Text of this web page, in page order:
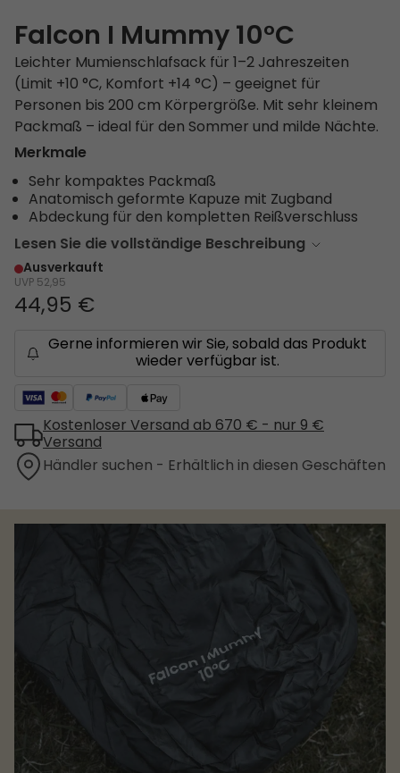
Falcon I Mummy 10°C
Leichter Mumienschlafsack für 1–2 Jahreszeiten
(Limit +10 °C, Komfort +14 °C) – geeignet für
Personen bis 200 cm Körpergröße. Mit sehr kleinem
Packmaß – ideal für den Sommer und milde Nächte.
Merkmale
Sehr kompaktes Packmaß
Anatomisch geformte Kapuze mit Zugband
Abdeckung für den kompletten Reißverschluss
Lesen Sie die vollständige Beschreibung
Ausverkauft
UVP 52,95
44,95 €
Gerne informieren wir Sie, sobald das Produkt
wieder verfügbar ist.
Kostenloser Versand ab 670 € - nur 9 €
Versand
Händler suchen - Erhältlich in diesen Geschäften